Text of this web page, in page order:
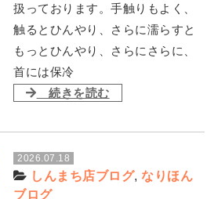
扱っております。手触りもよく、
触るとひんやり、さらに濡らすと
もっとひんやり、さらにさらに、
首には保冷
続きを読む
2026.07.18
しんまち店ブログ,なりほん
ブログ